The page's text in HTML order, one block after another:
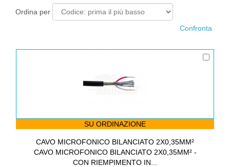
Ordina per
SU ORDINAZIONE
CAVO MICROFONICO BILANCIATO 2X0,35MM²
CAVO MICROFONICO BILANCIATO 2X0,35MM² -
CON RIEMPIMENTO IN...